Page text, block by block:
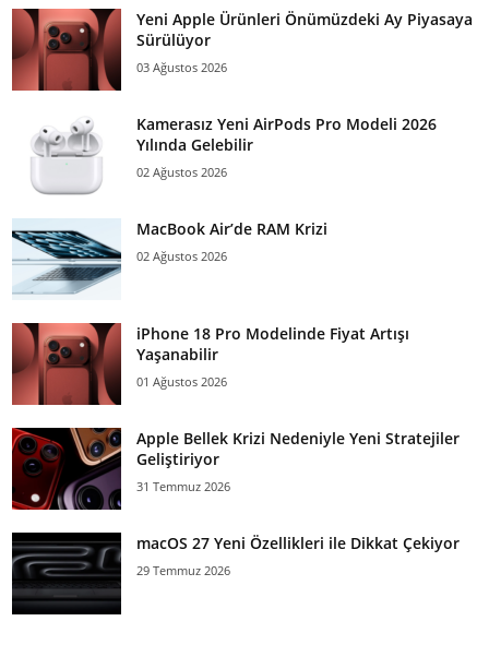
Yeni Apple Ürünleri Önümüzdeki Ay Piyasaya
Sürülüyor
03 Ağustos 2026
Kamerasız Yeni AirPods Pro Modeli 2026
Yılında Gelebilir
02 Ağustos 2026
MacBook Air’de RAM Krizi
02 Ağustos 2026
iPhone 18 Pro Modelinde Fiyat Artışı
Yaşanabilir
01 Ağustos 2026
Apple Bellek Krizi Nedeniyle Yeni Stratejiler
Geliştiriyor
31 Temmuz 2026
macOS 27 Yeni Özellikleri ile Dikkat Çekiyor
29 Temmuz 2026